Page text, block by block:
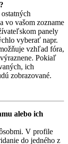
vo vašom zozname
panely
vyberať napr.
vzhľad fóra,
Pokiaľ
ich
zobrazované.
alebo ich
V profile
do jedného z